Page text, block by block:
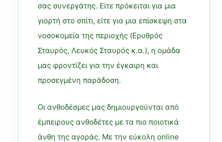
σας συνεργάτης. Είτε πρόκειται για μια
γιορτή στο σπίτι, είτε για μια επίσκεψη στα
νοσοκομεία της περιοχής (Ερυθρός
Σταυρός, Λευκός Σταυρός κ.α.), η ομάδα
μας φροντίζει για την έγκαιρη και
προσεγμένη παράδοση.
Οι ανθοδέσμες μας δημιουργούνται από
έμπειρους ανθοδέτες με τα πιο ποιοτικά
άνθη της αγοράς. Με την εύκολη online